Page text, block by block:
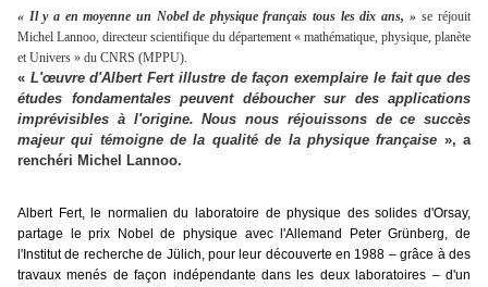
« Il y a en moyenne un Nobel de physique français tous les dix ans, » se réjouit
Michel Lannoo, directeur scientifique du département « mathématique, physique, planète
et Univers » du CNRS (MPPU).
« L'œuvre d'Albert Fert illustre de façon exemplaire le fait que des
études fondamentales peuvent déboucher sur des applications
imprévisibles à l'origine. Nous nous réjouissons de ce succès
majeur qui témoigne de la qualité de la physique française », a
renchéri Michel Lannoo.
Albert Fert, le normalien du laboratoire de physique des solides d'Orsay,
partage le prix Nobel de physique avec l'Allemand Peter Grünberg, de
l'Institut de recherche de Jülich, pour leur découverte en 1988 – grâce à des
travaux menés de façon indépendante dans les deux laboratoires – d'un